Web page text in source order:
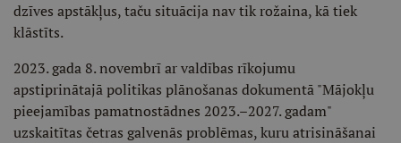
dzīves apstākļus, taču situācija nav tik rožaina, kā tiek
klāstīts.
2023. gada 8. novembrī ar valdības rīkojumu
apstiprinātajā politikas plānošanas dokumentā "Mājokļu
pieejamības pamatnostādnes 2023.–2027. gadam"
uzskaitītas četras galvenās problēmas, kuru atrisināšanai